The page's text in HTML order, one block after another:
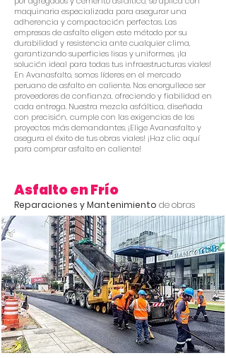
maquinaria especializada para asegurar una
adherencia y compactación perfectas. Las
empresas de asfalto eligen este método por su
durabilidad y resistencia ante cualquier clima,
garantizando superficies lisas y uniformes, ¡la
solución ideal para todas tus infraestructuras viales!
En Avanasfalto, somos líderes en el mercado
peruano de asfalto en caliente. Nos enorgullece ser
proveedores de confianza, ofreciendo y fiabilidad en
cada entrega. Nuestra mezcla asfáltica, diseñada
con precisión, cumple con las exigencias de los
proyectos más demandantes. ¡Elige Avanasfalto y
asegura el éxito de tus obras viales! ¡Haz clic aquí
para comprar asfalto en caliente!
Asfalto en Frío
Reparaciones y Mantenimiento de obras